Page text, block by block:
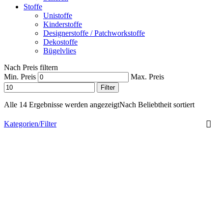
Stoffe
Unistoffe
Kinderstoffe
Designerstoffe / Patchworkstoffe
Dekostoffe
Bügelvlies
Nach Preis filtern
Min. Preis
Max. Preis
Filter
Alle 14 Ergebnisse werden angezeigtNach Beliebtheit sortiert
Kategorien/Filter